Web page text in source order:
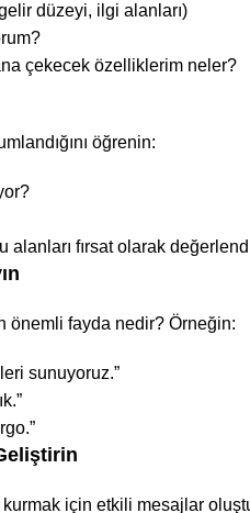
düzeyi, ilgi alanları)
çekecek özelliklerim neler?
öğrenin:
alanları fırsat olarak
önemli fayda nedir? Örneğin:
sunuyoruz.”
için etkili mesajlar